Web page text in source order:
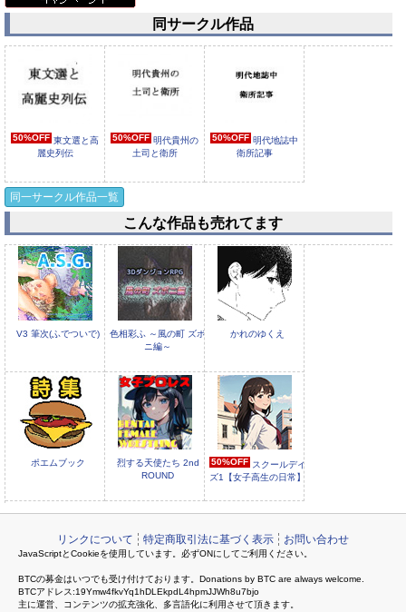
同サークル作品
50%OFF 東文選と高
麗史列伝
50%OFF 明代貴州の
土司と衛所
50%OFF 明代地誌中
衛所記事
50%OFF 元史兵志 50%OFF 訳本『金
史』世紀
同一サークル作品一覧
こんな作品も売れてます
V3 筆次(ふでついで)
色相彩ふ ～風の町 ズボ
ニ編～
かれのゆくえ
ポエムブック
烈する天使たち 2nd
ROUND
50%OFF スクールデイ
ズ1【女子高生の日常】
リンクについて 特定商取引法に基づく表示 お問い合わせ
JavaScriptとCookieを使用しています。必ずONにしてご利用ください。
BTCの募金はいつでも受け付けております。Donations by BTC are always welcome.
BTCアドレス:19Ymw4fkvYq1hDLEkpdL4hpmJJWh8u7bjo
主に運営、コンテンツの拡充強化、多言語化に利用させて頂きます。